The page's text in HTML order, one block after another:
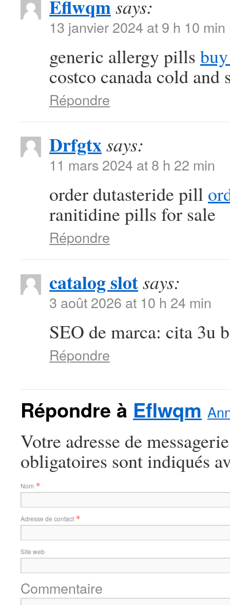
Eflwqmsays:
13 janvier 2024 at 9 h 10 min
generic allergy pills
costco canada cold and
Répondre
Drfgtxsays:
11 mars 2024 at 8 h 22 min
order dutasteride pill
ranitidine pills for sale
Répondre
catalog slotsays:
3 août 2026 at 10 h 24 min
SEO de marca: cita 3u
Répondre
Répondre à Eflwqm
Votre adresse de
obligatoires sont indiqués
Nom *
Adresse de contact *
Site web
Commentaire